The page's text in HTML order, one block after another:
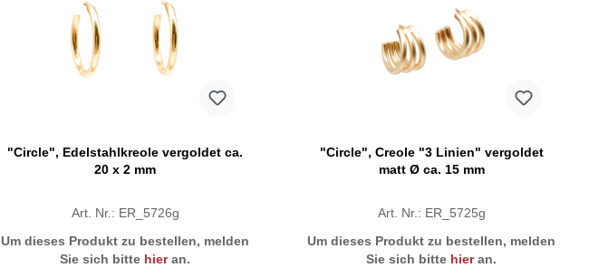
"Circle", Edelstahlkreole vergoldet ca.
20 x 2 mm
Art. Nr.: ER_5726g
Um dieses Produkt zu bestellen, melden
Sie sich bitte hieran.
"Circle", Creole "3 Linien" vergoldet
matt Ø ca. 15 mm
Art. Nr.: ER_5725g
Um dieses Produkt zu bestellen, melden
Sie sich bitte hieran.